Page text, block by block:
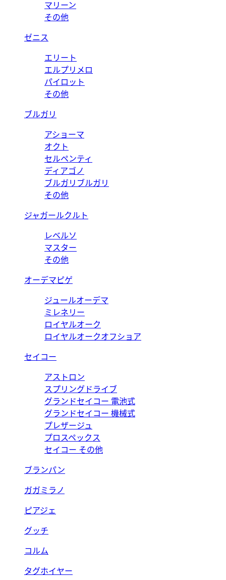
マリーン
その他
ゼニス
エリート
エルプリメロ
パイロット
その他
ブルガリ
アショーマ
オクト
セルペンティ
ディアゴノ
ブルガリブルガリ
その他
ジャガールクルト
レベルソ
マスター
その他
オーデマピゲ
ジュールオーデマ
ミレネリー
ロイヤルオーク
ロイヤルオークオフショア
セイコー
アストロン
スプリングドライブ
グランドセイコー 電池式
グランドセイコー 機械式
プレザージュ
プロスペックス
セイコー その他
ブランパン
ガガミラノ
ピアジェ
グッチ
コルム
タグホイヤー